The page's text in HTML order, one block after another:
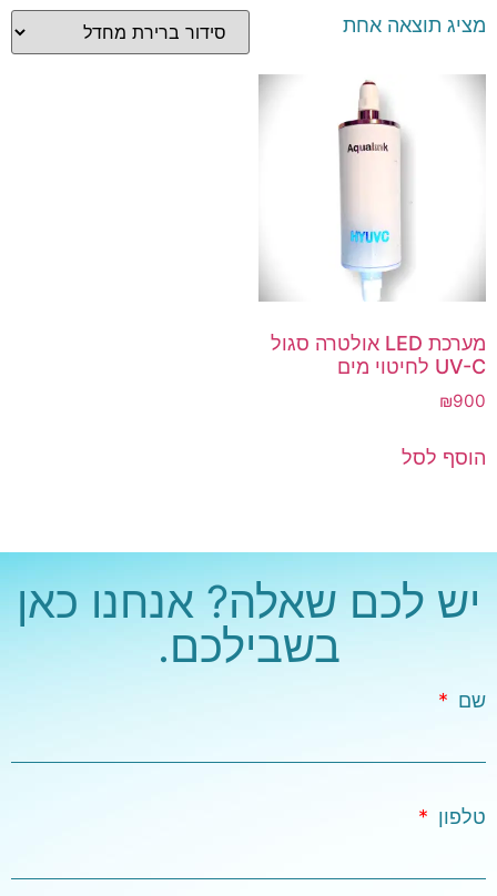
מציג תוצאה אחת
מערכת LED אולטרה סגול
UV-C לחיטוי מים
₪900
הוסף לסל
יש לכם שאלה? אנחנו כאן
בשבילכם.
שם
טלפון